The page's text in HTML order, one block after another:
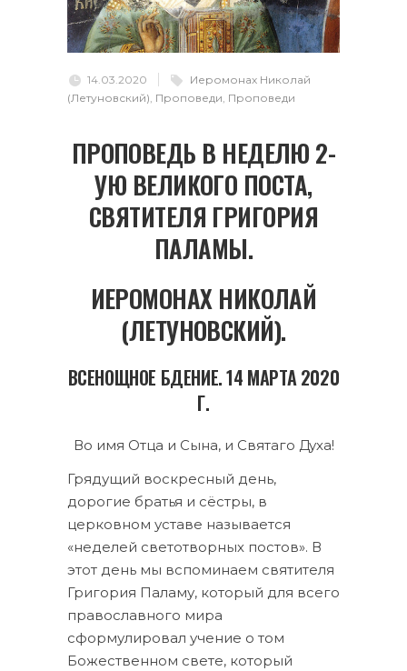
14.03.2020
Иеромонах Николай
(Летуновский), Проповеди, Проповеди
ПРОПОВЕДЬ В НЕДЕЛЮ 2-
УЮ ВЕЛИКОГО ПОСТА,
СВЯТИТЕЛЯ ГРИГОРИЯ
ПАЛАМЫ.
ИЕРОМОНАХ НИКОЛАЙ
(ЛЕТУНОВСКИЙ).
ВСЕНОЩНОЕ БДЕНИЕ. 14 МАРТА 2020
Г.
Во имя Отца и Сына, и Святаго Духа!
Грядущий воскресный день,
дорогие братья и сёстры, в
церковном уставе называется
«неделей светотворных постов». В
этот день мы вспоминаем святителя
Григория Паламу, который для всего
православного мира
сформулировал учение о том
Божественном свете, который